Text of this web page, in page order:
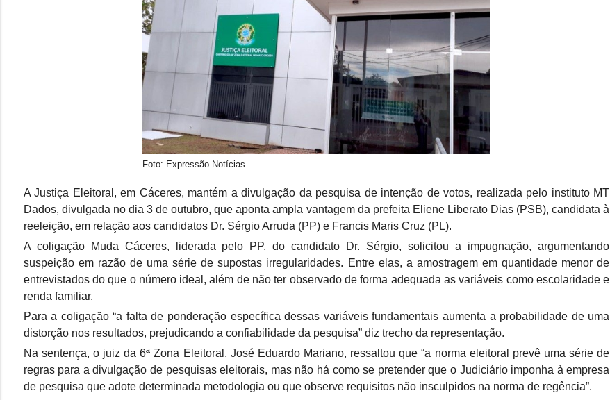
Foto: Expressão Notícias
A Justiça Eleitoral, em Cáceres, mantém a divulgação da pesquisa de intenção de votos, realizada pelo instituto MT
Dados, divulgada no dia 3 de outubro, que aponta ampla vantagem da prefeita Eliene Liberato Dias (PSB), candidata à
reeleição, em relação aos candidatos Dr. Sérgio Arruda (PP) e Francis Maris Cruz (PL).
A coligação Muda Cáceres, liderada pelo PP, do candidato Dr. Sérgio, solicitou a impugnação, argumentando
suspeição em razão de uma série de supostas irregularidades. Entre elas, a amostragem em quantidade menor de
entrevistados do que o número ideal, além de não ter observado de forma adequada as variáveis como escolaridade e
renda familiar.
Para a coligação “a falta de ponderação específica dessas variáveis fundamentais aumenta a probabilidade de uma
distorção nos resultados, prejudicando a confiabilidade da pesquisa” diz trecho da representação.
Na sentença, o juiz da 6ª Zona Eleitoral, José Eduardo Mariano, ressaltou que “a norma eleitoral prevê uma série de
regras para a divulgação de pesquisas eleitorais, mas não há como se pretender que o Judiciário imponha à empresa
de pesquisa que adote determinada metodologia ou que observe requisitos não insculpidos na norma de regência”.